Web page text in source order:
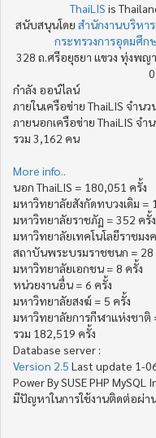
ThaiLIS is
สนับสนุนโดย สำนักงานบริหา
กระทรวงการอุดมศึก
328 ถ.ศรีอยุธยา แขวง ทุ่งพญ
กำลัง ออน์ไลน์
ภายในเครือข่าย ThaiLIS จำนว
ภายนอกเครือข่าย ThaiLIS จำ
รวม 3,162 คน
More info..
นอก ThaiLIS = 180,051 ครั้ง
มหาวิทยาลัยสังกัดทบวงเดิม =
มหาวิทยาลัยราชภัฏ = 352 ครั้ง
มหาวิทยาลัยเทคโนโลยีราชมง
สถาบันพระบรมราชชนก = 28
มหาวิทยาลัยเอกชน = 8 ครั้ง
หน่วยงานอื่น = 6 ครั้ง
มหาวิทยาลัยสงฆ์ = 5 ครั้ง
มหาวิทยาลัยการกีฬาแห่งชาติ
รวม 182,519 ครั้ง
Database server :
Version 2.5 Last update 1-
Power By SUSE PHP
มีปัญหาในการใช้งานติดต่อผ่า